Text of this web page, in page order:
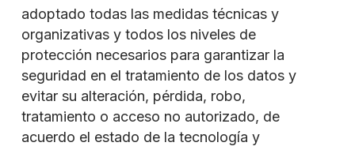
adoptado todas las medidas técnicas y
organizativas y todos los niveles de
protección necesarios para garantizar la
seguridad en el tratamiento de los datos y
evitar su alteración, pérdida, robo,
tratamiento o acceso no autorizado, de
acuerdo el estado de la tecnología y